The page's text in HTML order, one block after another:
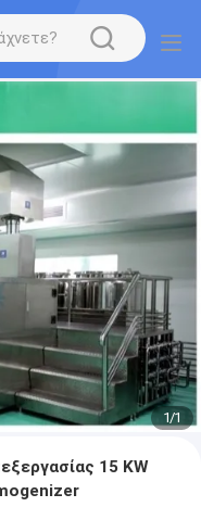
1/1
15 KW